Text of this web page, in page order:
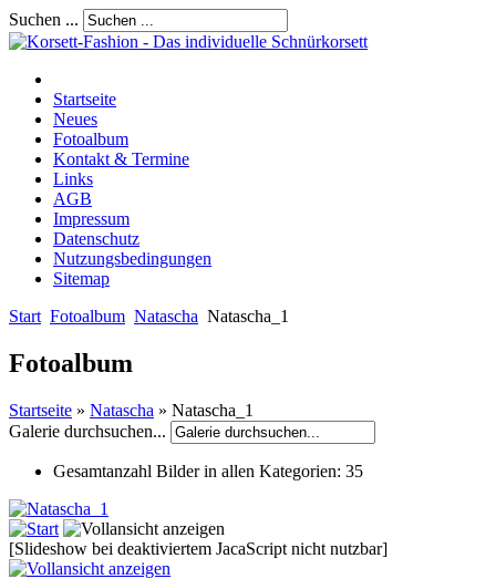
Suchen ...
Startseite
Neues
Fotoalbum
Kontakt & Termine
Links
AGB
Impressum
Datenschutz
Nutzungsbedingungen
Sitemap
Start Fotoalbum Natascha Natascha_1
Fotoalbum
Startseite » Natascha » Natascha_1
Galerie durchsuchen...
Gesamtanzahl Bilder in allen Kategorien: 35
[Slideshow bei deaktiviertem JacaScript nicht nutzbar]